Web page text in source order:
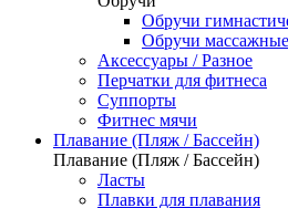
Обручи
Обручи массажные
Аксессуары / Разное
Перчатки для фитнеса
Суппорты
Фитнес мячи
Плавание (Пляж / Бассейн)
Плавание (Пляж / Бассейн)
Ласты
Плавки для плавания